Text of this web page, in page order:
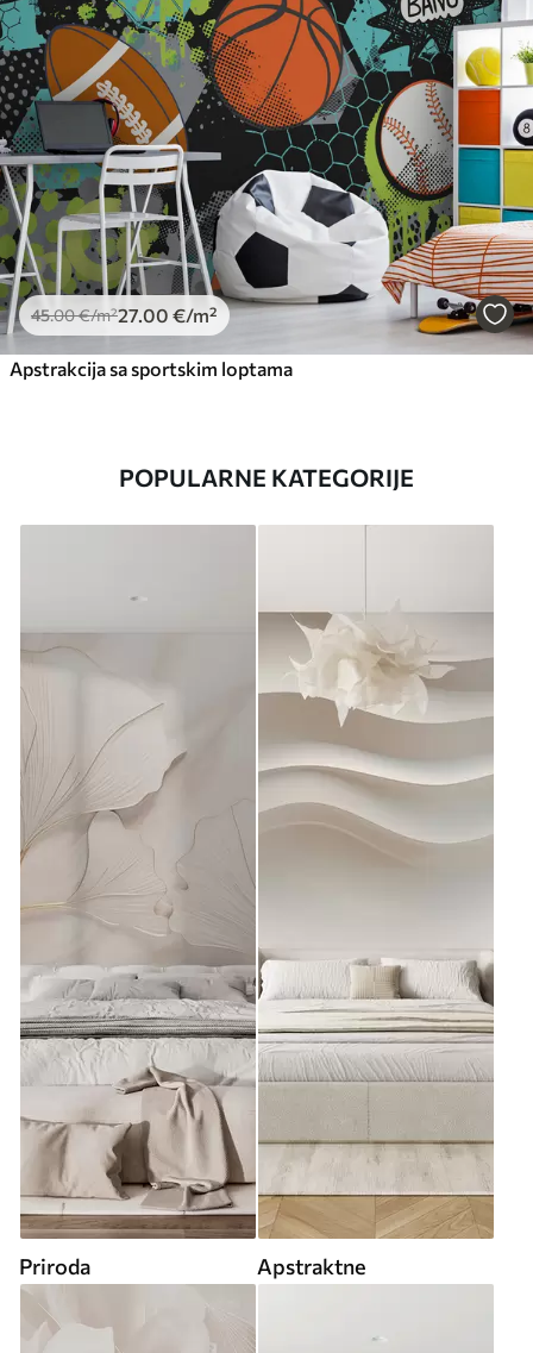
45.00€/m²27.00 €/m²
Apstrakcija sa sportskim loptama
POPULARNE KATEGORIJE
Priroda Apstraktne